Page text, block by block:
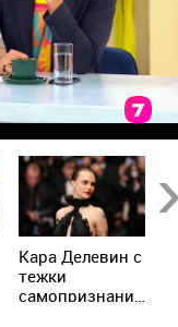
Кара Делевин с
тежки
самопризнания: